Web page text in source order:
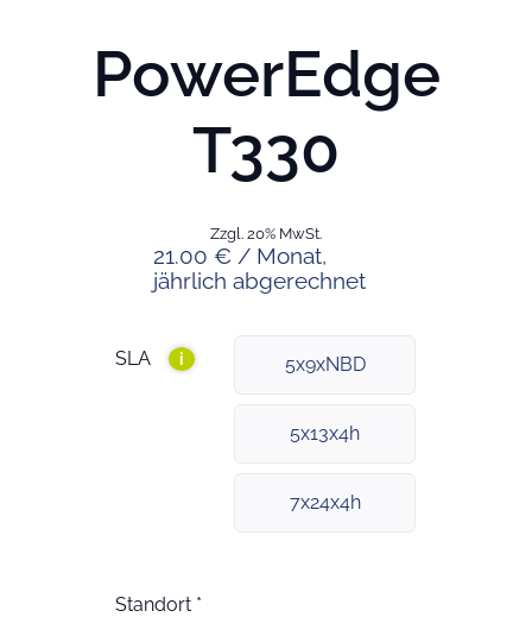
PowerEdge
T330
21.00 € / Monat,
jährlich abgerechnet
Zzgl. 20% MwSt.
SLA i 5x9xNBD
5x13x4h
7x24x4h
Standort *